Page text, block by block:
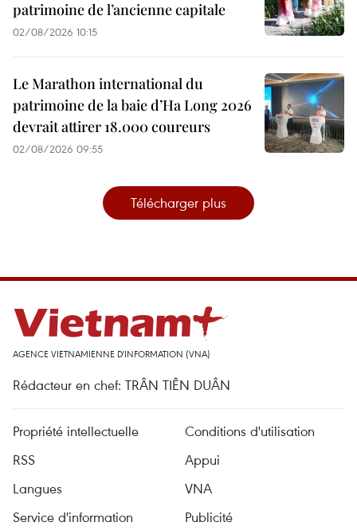
patrimoine de l’ancienne capitale
02/08/2026 10:15
Le Marathon international du
patrimoine de la baie d’Ha Long 2026
devrait attirer 18.000 coureurs
02/08/2026 09:55
Télécharger plus
AGENCE VIETNAMIENNE D'INFORMATION (VNA)
Rédacteur en chef: TRÂN TIÊN DUÂN
Propriété intellectuelle
Conditions d'utilisation
RSS
Appui
Langues
VNA
Service d'information
Publicité